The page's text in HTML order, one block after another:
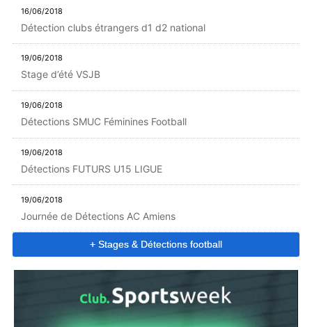
16/06/2018
Détection clubs étrangers d1 d2 national
19/06/2018
Stage d’été VSJB
19/06/2018
Détections SMUC Féminines Football
19/06/2018
Détections FUTURS U15 LIGUE
19/06/2018
Journée de Détections AC Amiens
+ Stages & Détections football